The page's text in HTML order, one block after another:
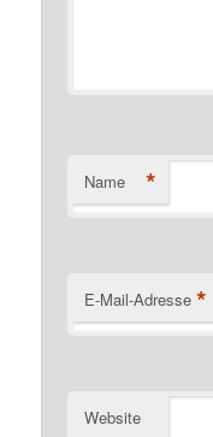
Name *
E-Mail-Adresse *
Website